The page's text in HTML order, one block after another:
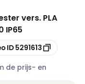
vers. PLA
IP65
ID 5291613
de prijs- en